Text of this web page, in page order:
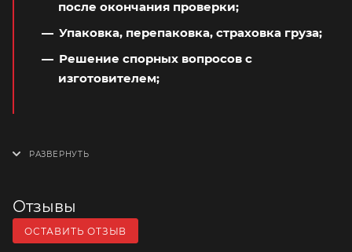
после окончания проверки;
Упаковка, перепаковка, страховка груза;
Решение спорных вопросов с
изготовителем;
Отзывы
ОСТАВИТЬ ОТЗЫВ